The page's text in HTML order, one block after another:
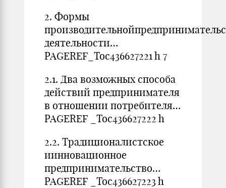
2. Формы
деятельности…
PAGEREF_Toc436627221 h 7
2.1. Два возможных способа
действий предпринимателя
в отношении потребителя…
PAGEREF _Toc436627222 h
2.2. Традиционалистское
иинновационное
предпринимательство…
PAGEREF _Toc436627223 h